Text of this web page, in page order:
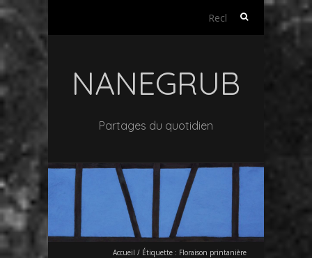
Rechercher :
NANEGRUB
Partages du quotidien
Accueil / Étiquette : Floraison printanière